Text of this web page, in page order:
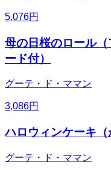
5,076円
母の日桜のロール
ード付）
グーテ・ド・ママン
3,086円
ハロウィンケーキ（
グーテ・ド・ママン